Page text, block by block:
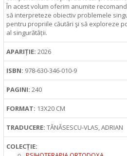
În acest volum oferim anumite
să interpreteze obiectiv problemele
pentru propriile căutări şi să exploreze
al singurătății.
APARIȚIE:2026
ISBN: 978‑630-346-010-9
PAGINI:240
FORMAT: 13X20 CM
TRADUCERE:TĂNĂSESCU‑VLAS, ADRIAN
COLECȚIE: